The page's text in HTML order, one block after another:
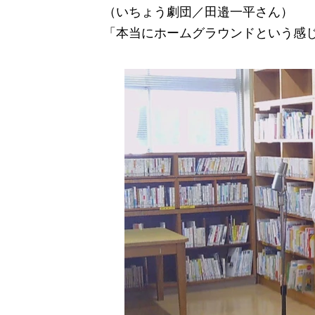
（いちょう劇団／田邉一平さん）
「本当にホームグラウンドという感